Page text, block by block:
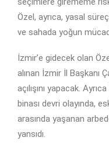
Özel, ayrıca, yasal
ve sahada yoğun
İzmir’e gidecek olan
alınan İzmir İl Başkanı
açılışını yapacak.
binası devri olayında,
arasında yaşanan
yansıdı.